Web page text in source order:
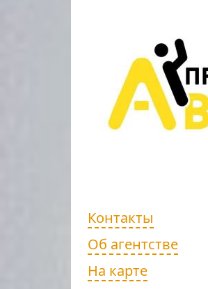
Контакты
Об агентстве
На карте